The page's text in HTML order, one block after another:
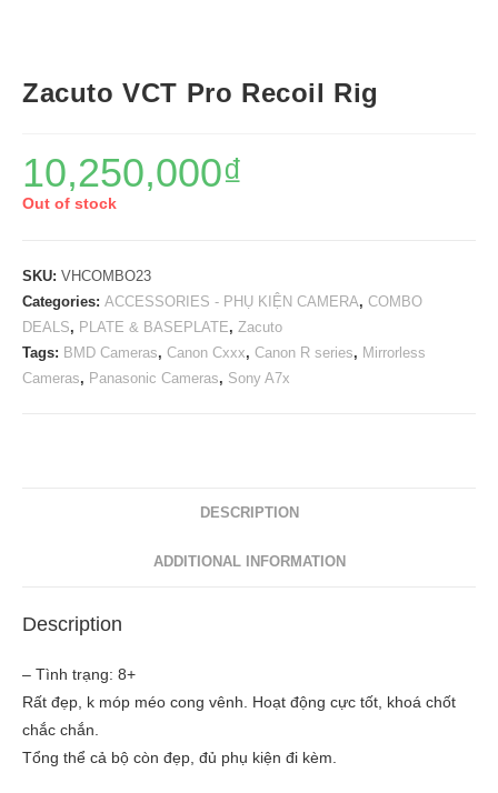
Zacuto VCT Pro Recoil Rig
10,250,000₫
Out of stock
SKU: VHCOMBO23
Categories: ACCESSORIES - PHỤ KIỆN CAMERA, COMBO
DEALS, PLATE & BASEPLATE, Zacuto
Tags: BMD Cameras, Canon Cxxx, Canon R series, Mirrorless
Cameras, Panasonic Cameras, Sony A7x
DESCRIPTION
ADDITIONAL INFORMATION
Description
– Tình trạng: 8+
Rất đẹp, k móp méo cong vênh. Hoạt động cực tốt, khoá chốt
chắc chắn.
Tổng thể cả bộ còn đẹp, đủ phụ kiện đi kèm.